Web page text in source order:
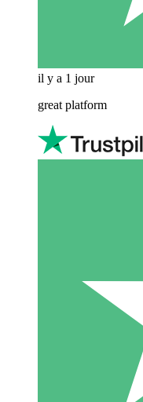
il y a 1 jour
great platform